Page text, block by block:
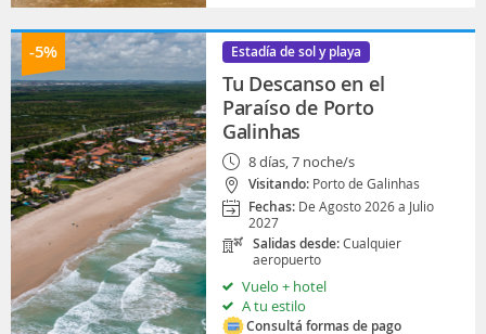
-5% Estadía de sol y playa
Tu Descanso en el
Paraíso de Porto
Galinhas
8 días, 7 noche/s
Visitando: Porto de Galinhas
Fechas: De Agosto 2026 a Julio
2027
Salidas desde:Cualquier
aeropuerto
Vuelo + hotel
A tu estilo
Consultá formas de pago